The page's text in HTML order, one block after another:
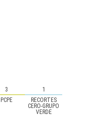
PCPE
RECORTES
CERO-GRUPO
VERDE
3 1